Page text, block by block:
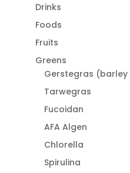
Drinks
Foods
Fruits
Greens
Gerstegras
Tarwegras
Fucoidan
AFA Algen
Chlorella
Spirulina